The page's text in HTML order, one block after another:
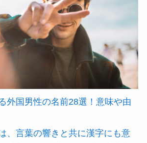
外国男性の名前28選！意味や由
、言葉の響きと共に漢字にも意